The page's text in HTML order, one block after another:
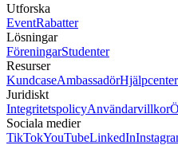
Utforska
EventRabatter
Lösningar
FöreningarStudenter
Resurser
KundcaseAmbassadörHjälpcenter
Juridiskt
IntegritetspolicyAnvändarvillkor
Sociala medier
TikTokYouTubeLinkedIn